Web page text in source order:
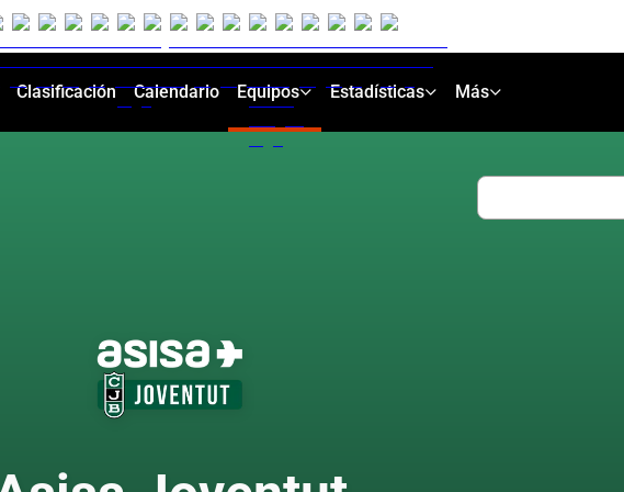
Clasificación Calendario Equipos Estadísticas Más